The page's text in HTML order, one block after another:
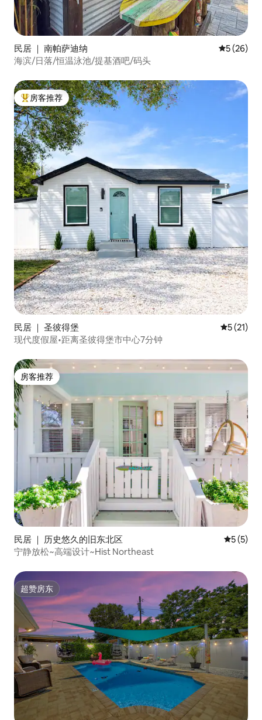
民居 ｜ 南帕萨迪纳 平均评分
5 (26)
海滨/日落/恒温泳池/提基酒吧/码头
热门「房客推荐」
房客推荐
民居 ｜ 圣彼得堡 平均评分
5 (21)
现代度假屋•距离圣彼得堡市中心7分钟
房客推荐
房客推荐
民居 ｜ 历史悠久的旧东北区 平均评分
5 (5)
宁静放松~高端设计~Hist Northeast
超赞房东
超赞房东